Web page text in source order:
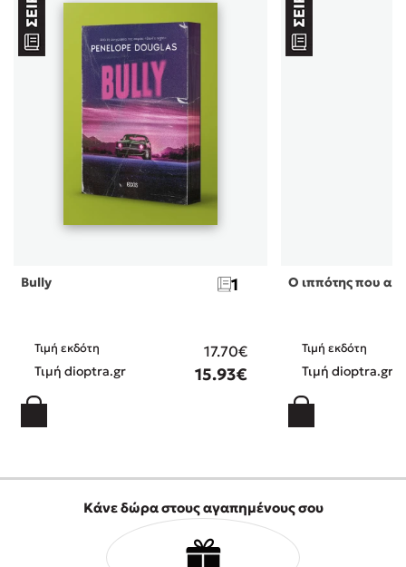
Bully 1
Τιμή εκδότη 17.70€
Τιμή dioptra.gr 15.93€
Ο ιππότης που
Τιμή εκδότη
Τιμή dioptra.gr
Κάνε δώρα στους αγαπημένους σου